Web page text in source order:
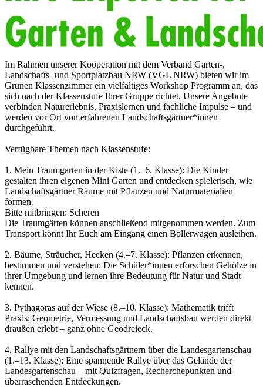
Im Rahmen unserer Kooperation mit dem Verband Garten-,
Landschafts- und Sportplatzbau NRW (VGL NRW) bieten wir im
Grünen Klassenzimmer ein vielfältiges Workshop Programm an, das
sich nach der Klassenstufe Ihrer Gruppe richtet. Unsere Angebote
verbinden Naturerlebnis, Praxislernen und fachliche Impulse – und
werden vor Ort von erfahrenen Landschaftsgärtner*innen
durchgeführt.
Verfügbare Themen nach Klassenstufe:
1. Mein Traumgarten in der Kiste (1.–6. Klasse): Die Kinder
gestalten ihren eigenen Mini Garten und entdecken spielerisch, wie
Landschaftsgärtner Räume mit Pflanzen und Naturmaterialien
formen.
Bitte mitbringen: Scheren
Die Traumgärten können anschließend mitgenommen werden. Zum
Transport könnt Ihr Euch am Eingang einen Bollerwagen ausleihen.
2. Bäume, Sträucher, Hecken (4.–7. Klasse): Pflanzen erkennen,
bestimmen und verstehen: Die Schüler*innen erforschen Gehölze in
ihrer Umgebung und lernen ihre Bedeutung für Natur und Stadt
kennen.
3. Pythagoras auf der Wiese (8.–10. Klasse): Mathematik trifft
Praxis: Geometrie, Vermessung und Landschaftsbau werden direkt
draußen erlebt – ganz ohne Geodreieck.
4. Rallye mit den Landschaftsgärtnern über die Landesgartenschau
(1.–13. Klasse): Eine spannende Rallye über das Gelände der
Landesgartenschau – mit Quizfragen, Recherchepunkten und
überraschenden Entdeckungen.